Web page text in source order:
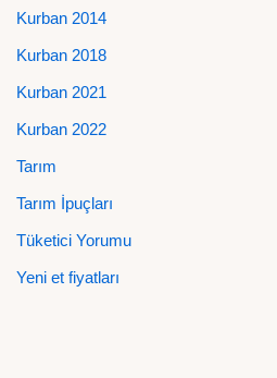
Kurban 2014
Kurban 2018
Kurban 2021
Kurban 2022
Tarım
Tarım İpuçları
Tüketici Yorumu
Yeni et fiyatları